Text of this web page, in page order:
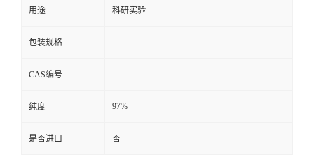
用途 科研实验
包装规格
CAS编号
纯度 97%
是否进口 否